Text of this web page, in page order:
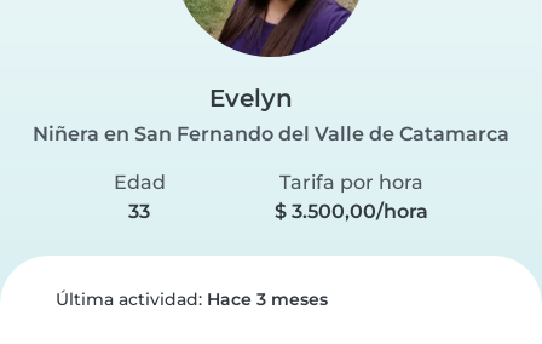
Evelyn
Niñera en San Fernando del Valle de Catamarca
Edad
33
Tarifa por hora
$ 3.500,00/hora
Última actividad: Hace 3 meses